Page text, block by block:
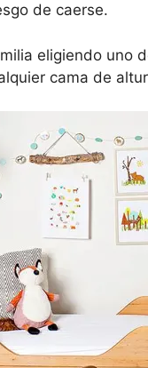
de caerse.
eligiendo uno
cama de